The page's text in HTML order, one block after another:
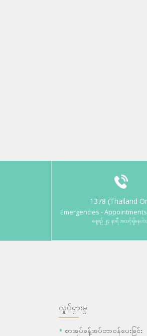
1378 (Thailand
Emergencies -
နေ့စဉ် ၂၄ နာရီ အသင့်ရှိနေပါ
လှုပ်ရှားမှု
စာအုပ်ခန့်အပ်တာဝန်ပေးခြင်း